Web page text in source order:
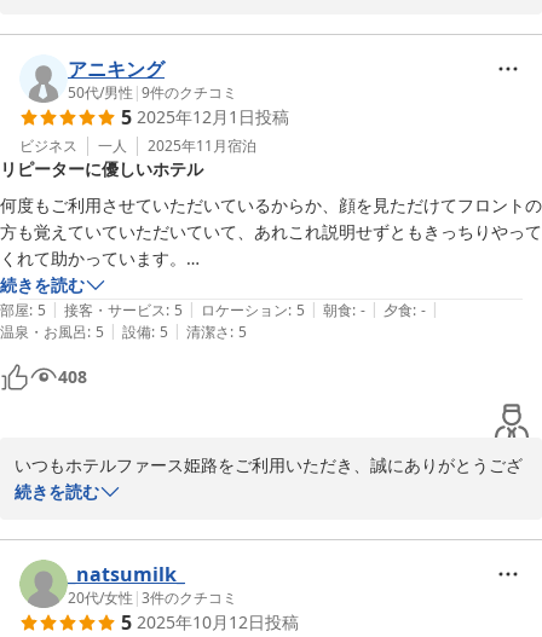
せいただき、大変嬉しく拝見いたしました。
建物や設備につきましては年数を重ねておりますが、快適にお過ご
しいただけたとのこと、何よりでございます。
特にスタッフの対応にご満足いただけたとのお言葉は、私どもにと
って大きな励みとなります。
立地や価格面も含め、ご満足いただけたとのこと、ありがとうござ
います。
今後も清掃・サービスともにより一層努めてまいりますので、また
機会がございましたらぜひご利用くださいませ。
ご投稿、誠にありがとうございました。
Ｈｏｔｅｌ Ｆｏｓｓｅ姫路 ホテルファース姫路（旧：グランド
2026-01-18
アニキング
50代/男性 |9件のクチコミ
5 2025年12月1日投稿
ビジネス 一人 2025年11月宿泊
リピーターに優しいホテル
何度もご利用させていただいているからか、顔を見ただけてフロントの
方も覚えていていただいていて、あれこれ説明せずともきっちりやって
くれて助かっています。
立地も良く、いつもいくお店とも目と鼻の先で非常に助かっています。
続きを読む
部屋: 5 | 接客・サービス: 5 | ロケーション: 5 | 朝食: - | 夕食: - |
温泉・お風呂: 5 | 設備: 5 | 清潔さ: 5
408
いつもホテルファース姫路をご利用いただき、誠にありがとうござ
います。
嬉しく拝読いたしました。
お客様のお顔を拝見すると、私どもも自然と「お帰りなさい」とい
う気持ちになり、
続きを読む
_natsumilk_
20代/女性 |3件のクチコミ
5 2025年10月12日投稿